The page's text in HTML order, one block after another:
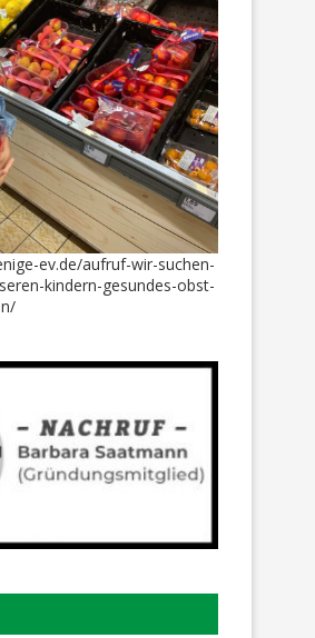
Fly
Vielen Dank für diese
Sachspende
19. September 2020
ev.de/aufruf-wir-suchen-
kindern-gesundes-obst-